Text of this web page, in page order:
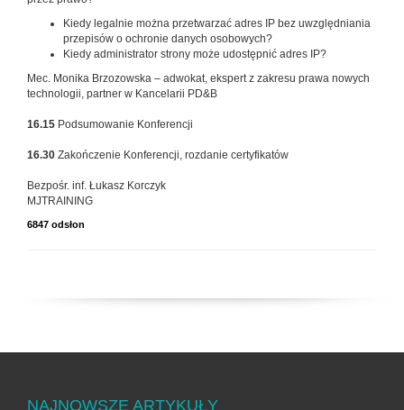
Kiedy legalnie można przetwarzać adres IP bez uwzględniania
przepisów o ochronie danych osobowych?
Kiedy administrator strony może udostępnić adres IP?
Mec. Monika Brzozowska – adwokat, ekspert z zakresu prawa nowych
technologii, partner w Kancelarii PD&B
16.15 Podsumowanie Konferencji
16.30 Zakończenie Konferencji, rozdanie certyfikatów
Bezpośr. inf. Łukasz Korczyk
MJTRAINING
6847 odsłon
NAJNOWSZE ARTYKUŁY